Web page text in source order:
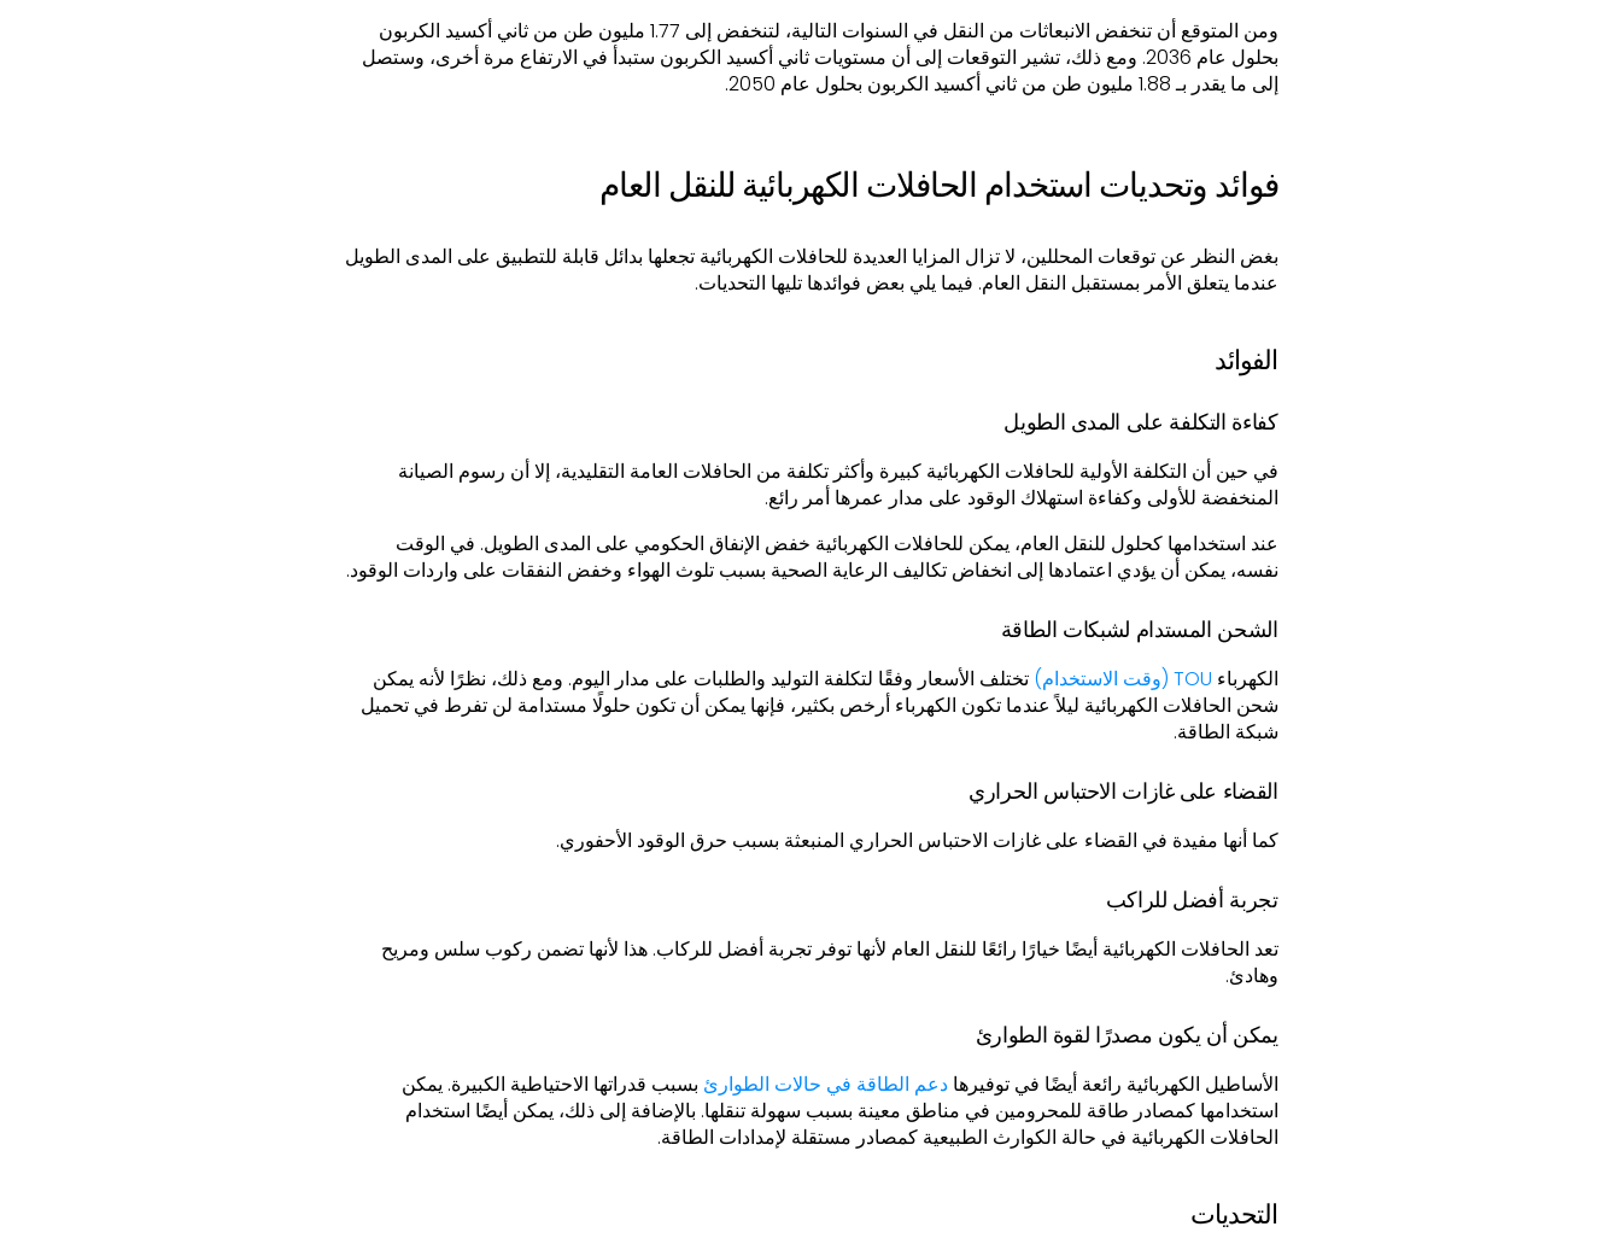
ومن المتوقع أن تنخفض الانبعاثات من النقل في السنوات التالية، لتنخفض إلى 1.77 مليون طن من ثاني أكسيد الكربون
بحلول عام 2036. ومع ذلك، تشير التوقعات إلى أن مستويات ثاني أكسيد الكربون ستبدأ في الارتفاع مرة أخرى، وستصل
إلى ما يقدر بـ 1.88 مليون طن من ثاني أكسيد الكربون بحلول عام 2050.
فوائد وتحديات استخدام الحافلات الكهربائية للنقل العام
بغض النظر عن توقعات المحللين، لا تزال المزايا العديدة للحافلات الكهربائية تجعلها بدائل قابلة للتطبيق على المدى الطويل
عندما يتعلق الأمر بمستقبل النقل العام. فيما يلي بعض فوائدها تليها التحديات.
الفوائد
كفاءة التكلفة على المدى الطويل
في حين أن التكلفة الأولية للحافلات الكهربائية كبيرة وأكثر تكلفة من الحافلات العامة التقليدية، إلا أن رسوم الصيانة
المنخفضة للأولى وكفاءة استهلاك الوقود على مدار عمرها أمر رائع.
عند استخدامها كحلول للنقل العام، يمكن للحافلات الكهربائية خفض الإنفاق الحكومي على المدى الطويل. في الوقت
نفسه، يمكن أن يؤدي اعتمادها إلى انخفاض تكاليف الرعاية الصحية بسبب تلوث الهواء وخفض النفقات على واردات الوقود.
الشحن المستدام لشبكات الطاقة
الكهرباء TOU (وقت الاستخدام)
تختلف الأسعار وفقًا لتكلفة التوليد والطلبات على مدار اليوم. ومع ذلك، نظرًا لأنه يمكن
شحن الحافلات الكهربائية ليلاً عندما تكون الكهرباء أرخص بكثير، فإنها يمكن أن تكون حلولًا مستدامة لن تفرط في تحميل
شبكة الطاقة.
القضاء على غازات الاحتباس الحراري
كما أنها مفيدة في القضاء على غازات الاحتباس الحراري المنبعثة بسبب حرق الوقود الأحفوري.
تجربة أفضل للراكب
تعد الحافلات الكهربائية أيضًا خيارًا رائعًا للنقل العام لأنها توفر تجربة أفضل للركاب. هذا لأنها تضمن ركوب سلس ومريح
وهادئ.
يمكن أن يكون مصدرًا لقوة الطوارئ
الأساطيل الكهربائية رائعة أيضًا في توفيرهادعم الطاقة في حالات الطوارئ بسبب قدراتها الاحتياطية الكبيرة. يمكن
استخدامها كمصادر طاقة للمحرومين في مناطق معينة بسبب سهولة تنقلها. بالإضافة إلى ذلك، يمكن أيضًا استخدام
الحافلات الكهربائية في حالة الكوارث الطبيعية كمصادر مستقلة لإمدادات الطاقة.
التحديات